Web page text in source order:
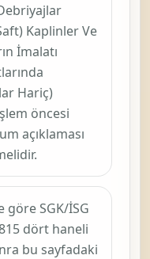
Kaplinler Ve
İmalatı
Hariç)
öncesi
açıklaması
göre SGK/İSG
dört haneli
bu sayfadaki